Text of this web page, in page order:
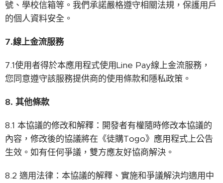
號、學校信箱等。我們承諾嚴格遵守相關法規，保護用戶
的個人資料安全。
7.線上金流服務
7.1使用者得於本應用程式使用Line Pay線上金流服務，
您同意遵守該服務提供商的使用條款和隱私政策。
8. 其他條款
8.1 本協議的修改和解釋：開發者有權隨時修改本協議的
內容，修改後的協議將在《徒購Togo》應用程式上公告
生效。如有任何爭議，雙方應友好協商解決。
8.2 適用法律：本協議的解釋、實施和爭議解決均適用中